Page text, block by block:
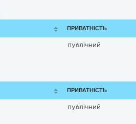
ПРИВАТНІСТЬ
публічний
ПРИВАТНІСТЬ
публічний